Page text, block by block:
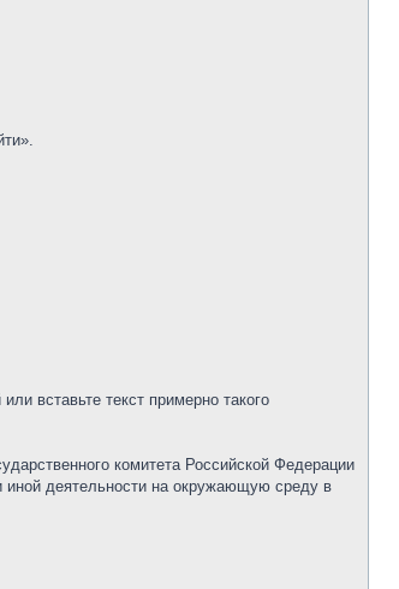
вставьте текст примерно такого
комитета Российской Федерации
деятельности на окружающую среду в